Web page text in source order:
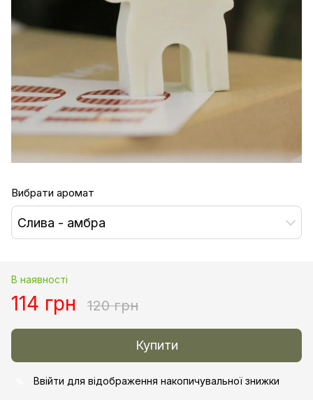
Вибрати аромат
Слива - амбра
В наявності
114 грн 120 грн
Купити
Ввійти для відображення накопичувальної знижки